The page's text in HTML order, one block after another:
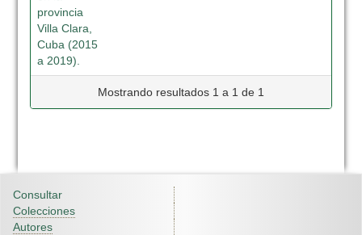
provincia
Villa Clara,
Cuba (2015
a 2019).
Mostrando resultados 1 a 1 de 1
Consultar
Colecciones
Autores